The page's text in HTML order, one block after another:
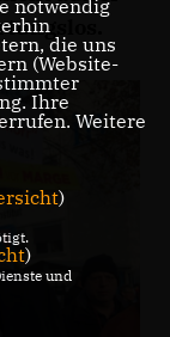
notwendig
die uns
(Website-
Ihre
Weitere
)
)
und